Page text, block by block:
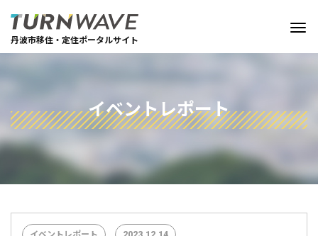
丹波市移住・定住ポータルサイト
イベントレポート